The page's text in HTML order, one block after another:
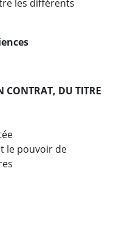
les différents
CONTRAT, DU TITRE
le pouvoir de